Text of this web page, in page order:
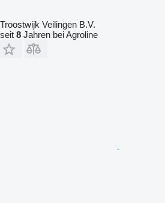
Troostwijk Veilingen B.V.
seit 8 Jahren bei Agroline